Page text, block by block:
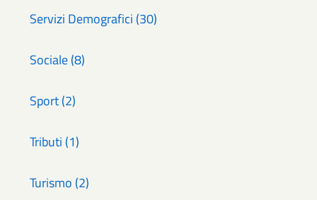
Servizi Demografici (30)
Sociale (8)
Sport (2)
Tributi (1)
Turismo (2)